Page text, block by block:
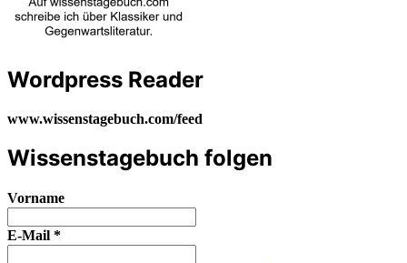
Wordpress Reader
www.wissenstagebuch.com/feed
Wissenstagebuch folgen
Vorname
E-Mail *